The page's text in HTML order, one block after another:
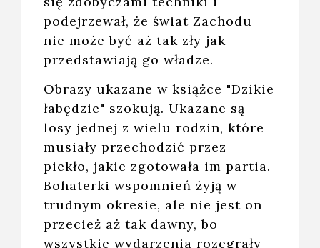
podejrzewał, że świat Zachodu
nie może być aż tak zły jak
przedstawiają go władze.
Obrazy ukazane w książce "Dzikie
łabędzie" szokują. Ukazane są
losy jednej z wielu rodzin, które
musiały przechodzić przez
piekło, jakie zgotowała im partia.
Bohaterki wspomnień żyją w
trudnym okresie, ale nie jest on
przecież aż tak dawny, bo
wszystkie wydarzenia rozegrały